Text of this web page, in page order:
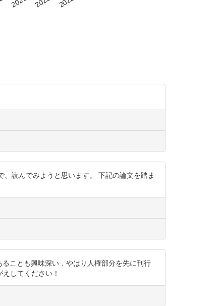
読んでみようと思います。 下記の論文を踏ま
ことも興味深い．やはり人権部分を先に刊行
してください！